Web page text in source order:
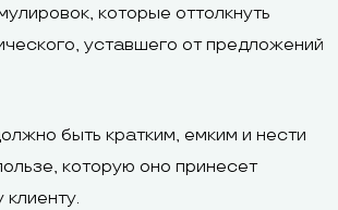
которые оттолкнуть
уставшего от предложений
быть кратким, емким и нести
которую оно принесет
клиенту.